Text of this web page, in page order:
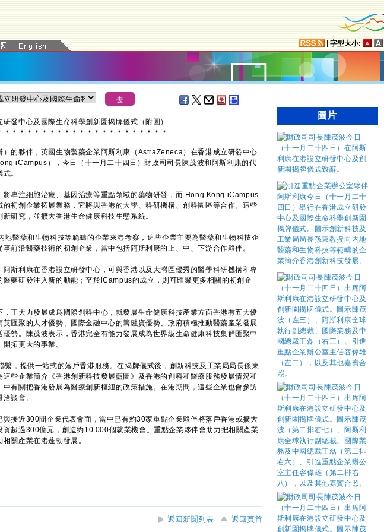
字型大小:
發中心及國際生命科學創新園揭牌儀式（附圖）
＊ ＊ ＊ ＊ ＊ ＊ ＊ ＊ ＊ ＊ ＊ ＊ ＊ ＊ ＊ ＊ ＊ ＊ ＊ ＊ ＊ ＊
的夥伴，英國生物製藥企業阿斯利康（AstraZeneca）在香港成立研發中心
iCampus），今日（十一月二十四日）財政司司長陳茂波和阿斯利康的代
。
專注細胞治療、基因治療等重點領域的藥物研發，而 Hong Kong iCampus
初創企業拓展業務，它將與香港的大學、科研機構、創科園區等合作。這些
研究，並擴大香港生命健康科技生態系統。
醫藥和生物科技等範疇的企業來港考察，這些企業主要為醫藥和生物科技企
前沿醫藥技術的初創企業，當中包括阿斯利康的上、中、下游合作夥伴。
利康在香港設立研發中心，可與香港以及大灣區優秀的醫學科研機構和專
藥研發注入新的動能；至於iCampus的成立，則可匯聚更多相關的初創企
大力發展成爲國際創科中心，就發展生命健康科技產業方面香港有五大優
匯聚的人才優勢、國際金融中心的籌融資優勢、政府積極推動醫藥產業發展
勢。陳茂波表示，香港完全有能力發展成為世界級生命健康科技集群匯聚中
拓更大的事業。
，提供一站式的落戶香港服務。在揭牌儀式後，創新科技及工業局局長孫東
些企業簡介《香港創新科技發展藍圖》及香港的創科和醫療服務發展情況和
有關把香港發展為醫療創新樞紐的政策措施。在港期間，這些企業也會參訪
談會。
近300間企業代表會面，當中已有約30家重點企業夥伴將落戶香港或擴大
資超過300億元，創造約10 000個就業機會。重點企業夥伴會助力把相關產業
關產業在港蓬勃發展。
返回新聞列表
返回頁首
圖片